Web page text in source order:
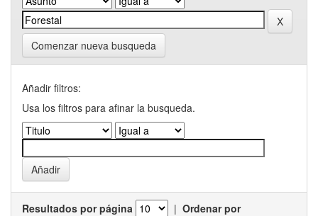
Comenzar nueva busqueda
Añadir filtros:
Usa los filtros para afinar la busqueda.
Resultados por página | Ordenar por